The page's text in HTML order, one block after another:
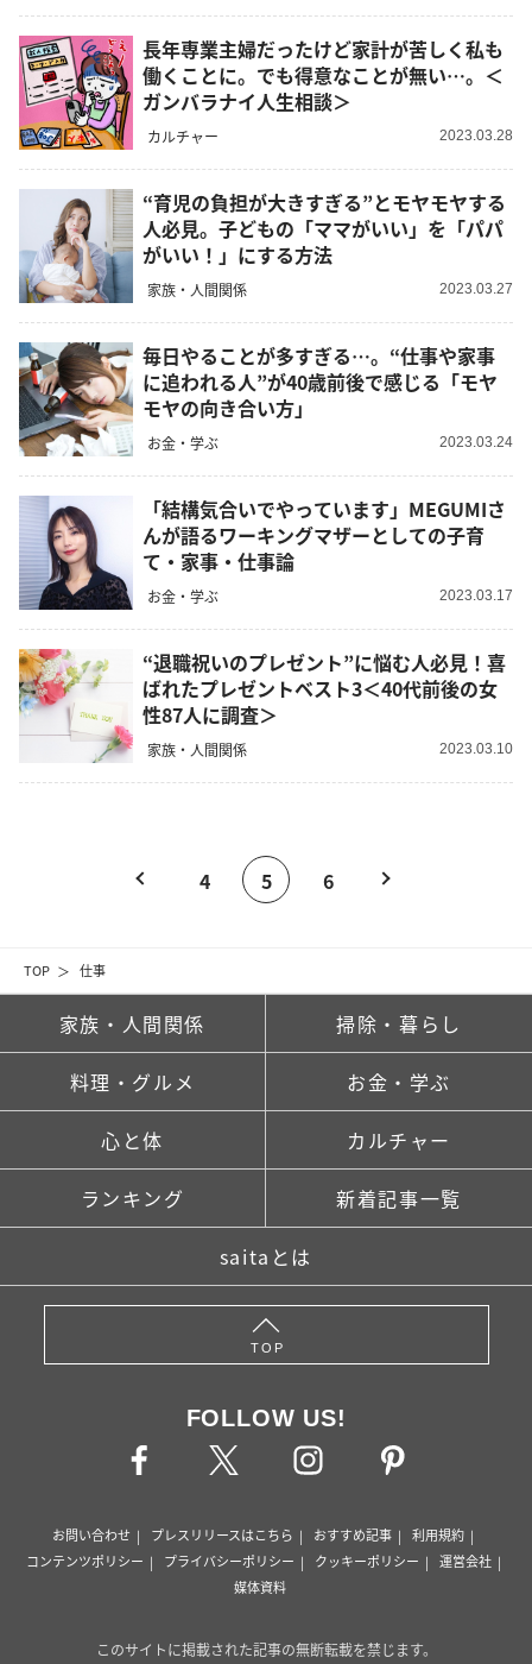
TOP 仕事
長年専業主婦だったけど家計が苦しく私も
働くことに。でも得意なことが無い…。＜
ガンバラナイ人生相談＞
カルチャー 2023.03.28
“育児の負担が大きすぎる”とモヤモヤする
人必見。子どもの「ママがいい」を「パパ
がいい！」にする方法
家族・人間関係 2023.03.27
毎日やることが多すぎる…。“仕事や家事
に追われる人”が40歳前後で感じる「モヤ
モヤの向き合い方」
お金・学ぶ 2023.03.24
「結構気合いでやっています」MEGUMIさ
んが語るワーキングマザーとしての子育
て・家事・仕事論
お金・学ぶ 2023.03.17
“退職祝いのプレゼント”に悩む人必見！喜
ばれたプレゼントベスト3＜40代前後の女
性87人に調査＞
家族・人間関係 2023.03.10
4 5 6
家族・人間関係 掃除・暮らし
料理・グルメ お金・学ぶ
心と体 カルチャー
ランキング 新着記事一覧
saitaとは
TOP
FOLLOW US!
お問い合わせ プレスリリースはこちら おすすめ記事
利用規約
コンテンツポリシー
プライバシーポリシー クッキーポリシー
運営会社
媒体資料
このサイトに掲載された記事の無断転載を禁じます。